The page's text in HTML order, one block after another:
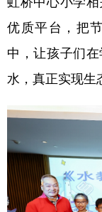
优质平台，把
中，让孩子们
水，真正实现生